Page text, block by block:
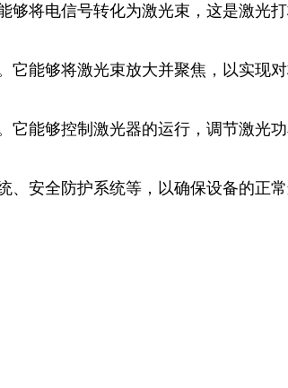
将电信号转化为激光束，这是激光
能够将激光束放大并聚焦，以实现
它能够控制激光器的运行，调节激光
安全防护系统等，以确保设备的正常